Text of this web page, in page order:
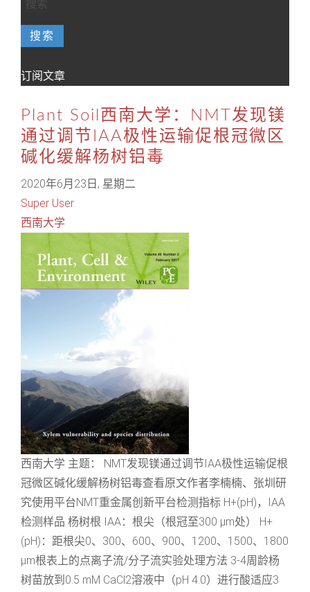
搜索
订阅文章
Plant Soil西南大学：NMT发现镁
通过调节IAA极性运输促根冠微区
碱化缓解杨树铝毒
2020年6月23日, 星期二
Super User
西南大学
西南大学 主题： NMT发现镁通过调节IAA极性运输促根
冠微区碱化缓解杨树铝毒查看原文作者李楠楠、张圳研
究使用平台NMT重金属创新平台检测指标 H+(pH)，IAA
检测样品 杨树根 IAA：根尖（根冠至300 μm处） H+
(pH)：距根尖0、300、600、900、1200、1500、1800
μm根表上的点离子流/分子流实验处理方法 3-4周龄杨
树苗放到0.5 mM CaCl2溶液中（pH 4.0）进行酸适应3